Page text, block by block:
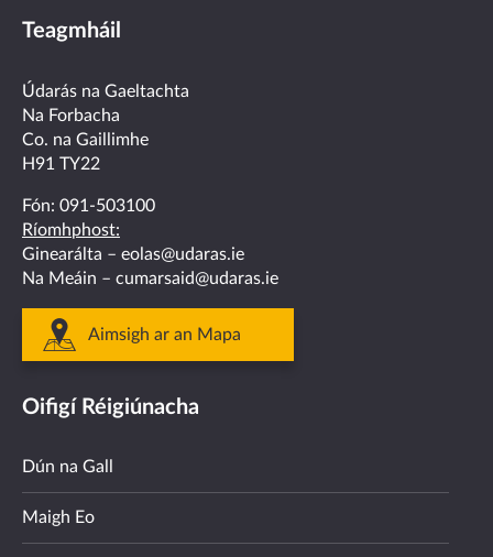
on
facebook
on
twitterlinkedin
Teagmháil
Údarás na Gaeltachta
Na Forbacha
Co. na Gaillimhe
H91 TY22
Fón: 091-503100
Ríomhphost:
Ginearálta – eolas@udaras.ie
Na Meáin – cumarsaid@udaras.ie
Aimsigh ar an Mapa
Oifigí Réigiúnacha
Dún na Gall
Maigh Eo